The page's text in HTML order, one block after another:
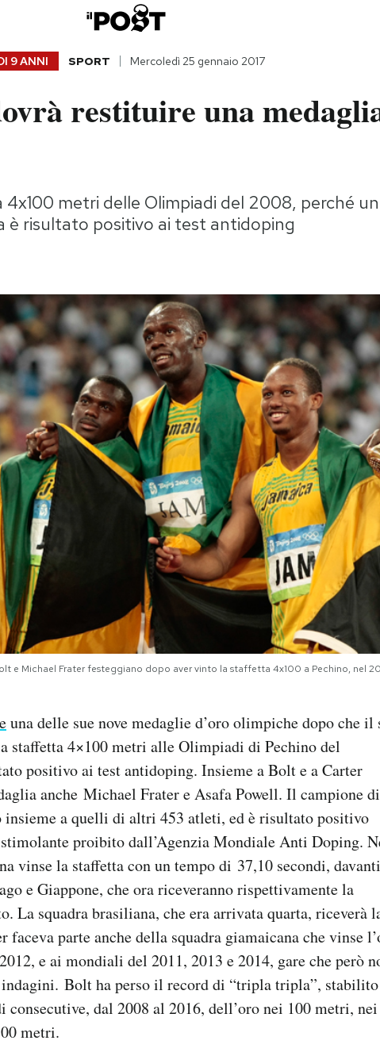
9 ANNI SPORT Mercoledì 25 gennaio 2017
restituire una
metri delle Olimpiadi del 2008, perché
è risultato positivo ai test antidoping
e Michael Frater festeggiano dopo aver vinto la staffetta 4x100 a Pechino, nel
una delle sue nove medaglie d’oro olimpiche dopo che il
staffetta 4×100 metri alle Olimpiadi di Pechino del
positivo ai test antidoping. Insieme a Bolt e a Carter
anche Michael Frater e Asafa Powell. Il campione di
insieme a quelli di altri 453 atleti, ed è risultato positivo
proibito dall’Agenzia Mondiale Anti Doping.
vinse la staffetta con un tempo di 37,10 secondi,
e Giappone, che ora riceveranno rispettivamente la
La squadra brasiliana, che era arrivata quarta, riceverà
faceva parte anche della squadra giamaicana che vinse
e ai mondiali del 2011, 2013 e 2014, gare che però
Bolt ha perso il record di “tripla tripla”,
dal 2008 al 2016, dell’oro nei 100 metri,
metri.